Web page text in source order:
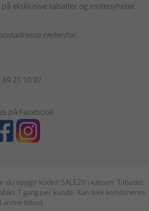
eksklusive rabatter og motenyheter.
nedenfor.
69 21 10 92
på Facebook
du oppgir koden SALE20 i kassen. Tilbudet
1 gang per kunde. Kan ikke kombineres
andre tilbud.